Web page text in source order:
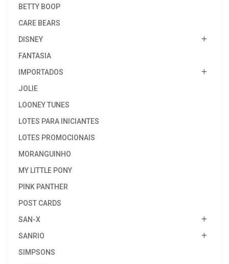
BETTY BOOP
CARE BEARS
DISNEY
FANTASIA
IMPORTADOS
JOLIE
LOONEY TUNES
LOTES PARA INICIANTES
LOTES PROMOCIONAIS
MORANGUINHO
MY LITTLE PONY
PINK PANTHER
POST CARDS
SAN-X
SANRIO
SIMPSONS